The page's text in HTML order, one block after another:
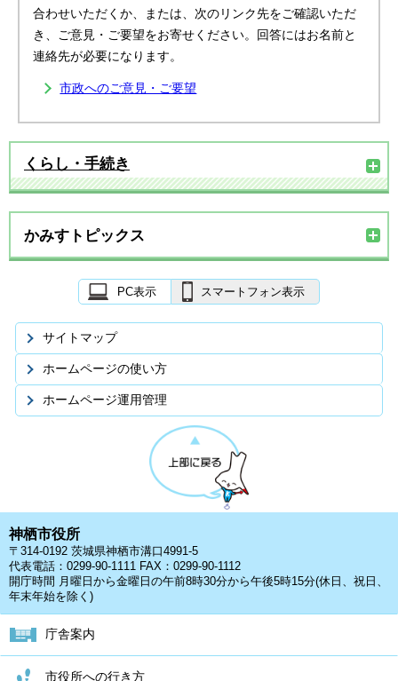
合わせいただくか、または、次のリンク先をご確認いただ
き、ご意見・ご要望をお寄せください。回答にはお名前と
連絡先が必要になります。
市政へのご意見・ご要望
くらし・手続き
かみすトピックス
PC表示 スマートフォン表示
サイトマップ
ホームページの使い方
ホームページ運用管理
神栖市役所
〒314-0192 茨城県神栖市溝口4991-5
代表電話：0299-90-1111 FAX：0299-90-1112
開庁時間 月曜日から金曜日の午前8時30分から午後5時15分(休日、祝日、
年末年始を除く)
庁舎案内
市役所への行き方